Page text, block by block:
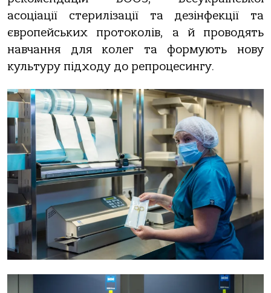
асоціації стерилізації та дезінфекції та
європейських протоколів, а й проводять
навчання для колег та формують нову
культуру підходу до репроцесингу.